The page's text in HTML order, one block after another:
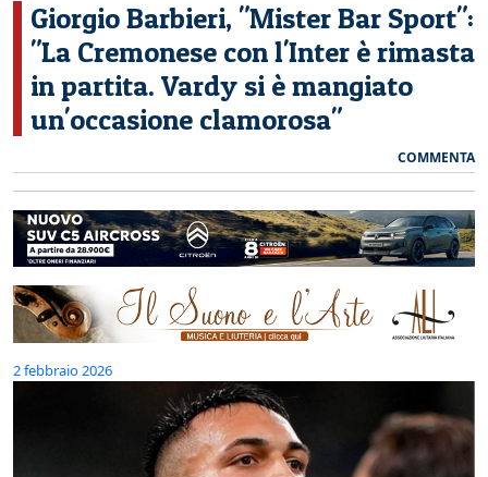
Giorgio Barbieri, "Mister Bar Sport":
"La Cremonese con l'Inter è rimasta
in partita. Vardy si è mangiato
un'occasione clamorosa"
COMMENTA
2 febbraio 2026